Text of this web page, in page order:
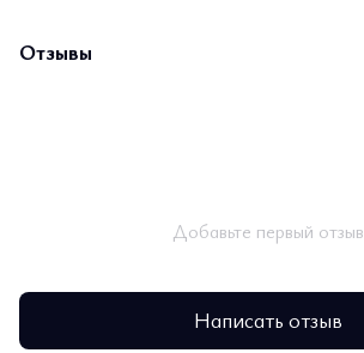
Отзывы
Добавьте первый отзыв
Написать отзыв